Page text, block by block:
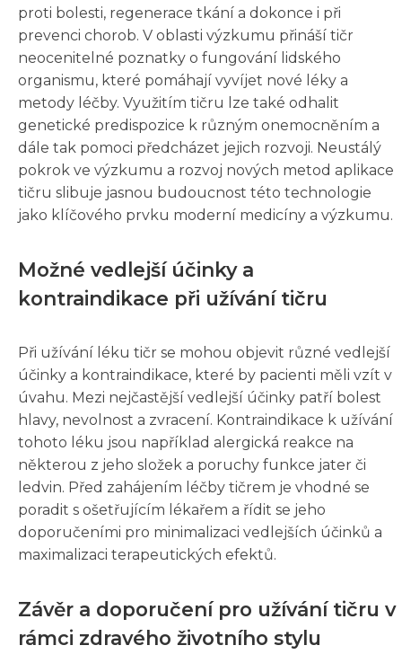
proti bolesti, regenerace tkání a dokonce i při
prevenci chorob. V oblasti výzkumu přináší tičr
neocenitelné poznatky o fungování lidského
organismu, které pomáhají vyvíjet nové léky a
metody léčby. Využitím tičru lze také odhalit
genetické predispozice k různým onemocněním a
dále tak pomoci předcházet jejich rozvoji. Neustálý
pokrok ve výzkumu a rozvoj nových metod aplikace
tičru slibuje jasnou budoucnost této technologie
jako klíčového prvku moderní medicíny a výzkumu.
Možné vedlejší účinky a
kontraindikace při užívání tičru
Při užívání léku tičr se mohou objevit různé vedlejší
účinky a kontraindikace, které by pacienti měli vzít v
úvahu. Mezi nejčastější vedlejší účinky patří bolest
hlavy, nevolnost a zvracení. Kontraindikace k užívání
tohoto léku jsou například alergická reakce na
některou z jeho složek a poruchy funkce jater či
ledvin. Před zahájením léčby tičrem je vhodné se
poradit s ošetřujícím lékařem a řídit se jeho
doporučeními pro minimalizaci vedlejších účinků a
maximalizaci terapeutických efektů.
Závěr a doporučení pro užívání tičru v
rámci zdravého životního stylu